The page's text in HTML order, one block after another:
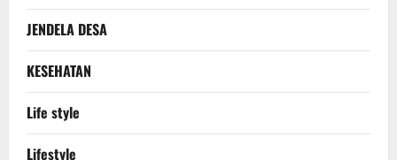
JENDELA DESA
KESEHATAN
Life style
Lifestyle